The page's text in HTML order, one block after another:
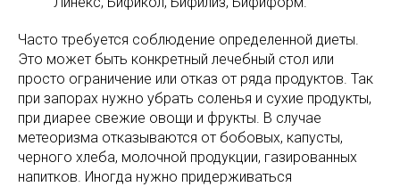
Часто требуется соблюдение определенной диеты.
Это может быть конкретный лечебный стол или
просто ограничение или отказ от ряда продуктов. Так
при запорах нужно убрать соленья и сухие продукты,
при диарее свежие овощи и фрукты. В случае
метеоризма отказываются от бобовых, капусты,
черного хлеба, молочной продукции, газированных
напитков. Иногда нужно придерживаться